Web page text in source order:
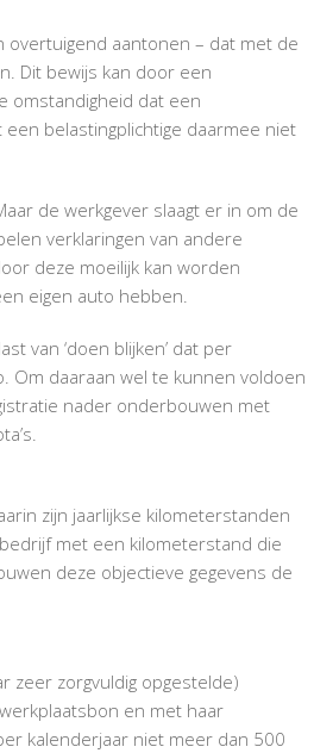
overtuigend aantonen – dat met de
Dit bewijs kan door een
omstandigheid dat een
belastingplichtige daarmee niet
de werkgever slaagt er in om de
verklaringen van andere
deze moeilijk kan worden
eigen auto hebben.
van ‘doen blijken’ dat per
Om daaraan wel te kunnen voldoen
nader onderbouwen met
zijn jaarlijkse kilometerstanden
met een kilometerstand die
deze objectieve gegevens de
zeer zorgvuldig opgestelde)
en met haar
kalenderjaar niet meer dan 500